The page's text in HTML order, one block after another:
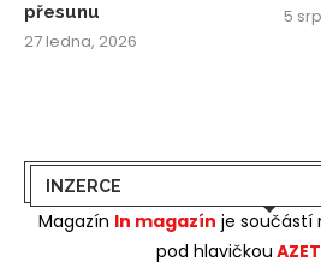
přesunu
27 ledna, 2026
5
INZERCE
Magazín In magazín je součástí
pod hlavičkou